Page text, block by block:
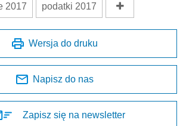
2017 podatki 2017
Wersja do druku
Napisz do nas
Zapisz się na newsletter